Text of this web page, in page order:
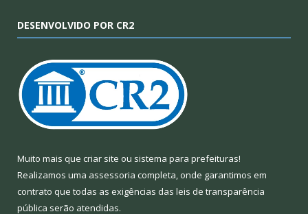
DESENVOLVIDO POR CR2
Muito mais que criar site ou sistema para prefeituras!
Realizamos uma assessoria completa, onde garantimos em
contrato que todas as exigências das leis de transparência
pública serão atendidas.